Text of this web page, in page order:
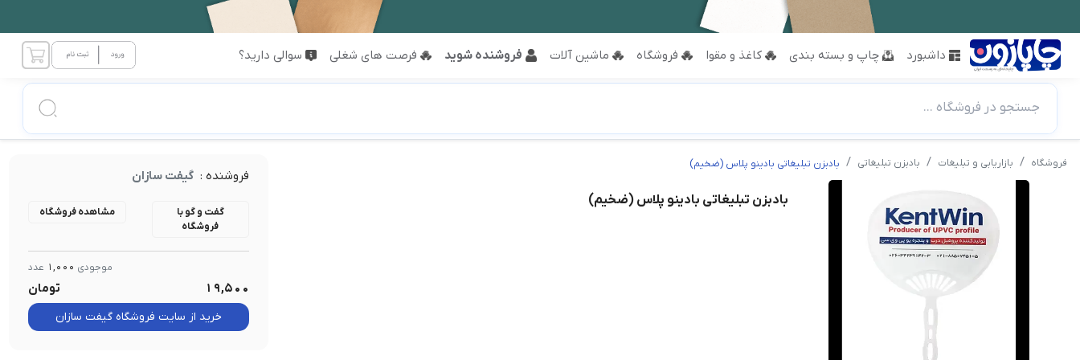
داشبورد چاپ و بسته بندی کاغذ و مقوا فروشگاه ماشین آلات فروشنده شوید فرصت های شغلی سوالی دارید؟
جستجو در فروشگاه ...
فروشگاه بازاریابی و تبلیغات بادبزن تبلیغاتی بادبزن تبلیغاتی بادینو پلاس (ضخیم)
بادبزن تبلیغاتی بادینو پلاس (ضخیم)
فروشنده : گیفت سازان
گفت و گو با
فروشگاه
مشاهده فروشگاه
موجودی 1,000 عدد
19,500 تومان
خرید از سایت فروشگاه گیفت سازان